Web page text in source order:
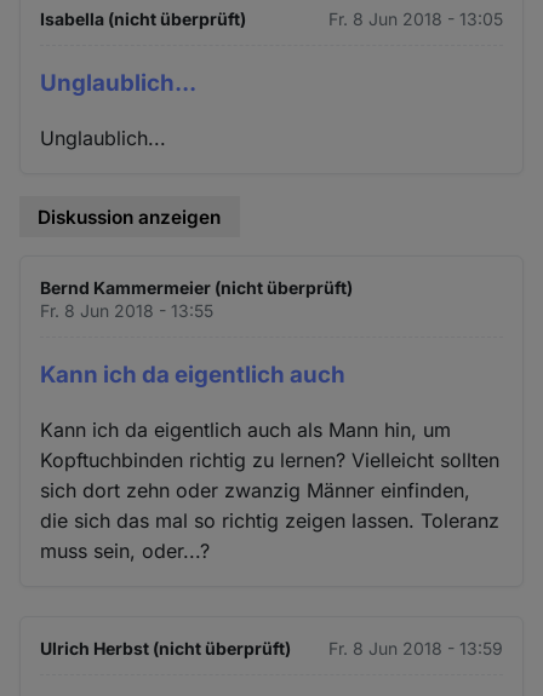
Isabella (nicht überprüft) Fr. 8 Jun 2018 - 13:05
Unglaublich...
Unglaublich...
Diskussion anzeigen
Bernd Kammermeier (nicht überprüft)
Fr. 8 Jun 2018 - 13:55
Kann ich da eigentlich auch
Kann ich da eigentlich auch als Mann hin, um
Kopftuchbinden richtig zu lernen? Vielleicht sollten
sich dort zehn oder zwanzig Männer einfinden,
die sich das mal so richtig zeigen lassen. Toleranz
muss sein, oder...?
Ulrich Herbst (nicht überprüft) Fr. 8 Jun 2018 - 13:59